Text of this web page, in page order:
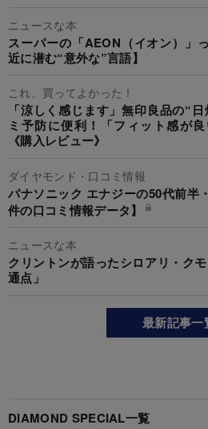
ニュースな本
スーパーの「AEON（イオン）」
近に潜む“意外な”言語】
これ、買ってよかった！
「涼しく感じます」無印良品の“
ミ予防に便利！「フィット感が
《購入レビュー》
ダイヤモンド・口コミ情報
パナソニック エナジーの50代前半
件の口コミ情報データ】
ニュースな本
クリントンが語ったシロアリ・ク
通点」
最新記事一
DIAMOND SPECIAL一覧